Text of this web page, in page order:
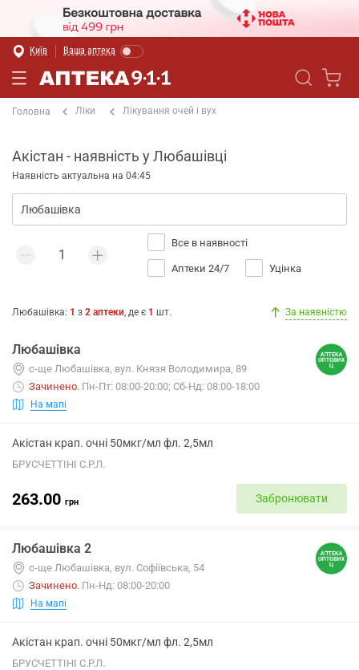
Київ Ваша аптека
Головна Ліки Лікування очей і вух
Акістан - наявність у Любашівці
Наявність актуальна на 04:45
Все в наявності
Аптеки 24/7 Уцінка
Любашівка: 1 з 2 аптеки, де є 1 шт. За наявністю
Любашівка
с-ще Любашівка, вул. Князя Володимира, 89
Зачинено. Пн-Пт: 08:00-20:00; Сб-Нд: 08:00-18:00
На мапі
Акістан крап. очні 50мкг/мл фл. 2,5мл
БРУСЧЕТТІНІ С.Р.Л.
263.00 грн Забронювати
Любашівка 2
с-ще Любашівка, вул. Софіївська, 54
Зачинено. Пн-Нд: 08:00-20:00
На мапі
Акістан крап. очні 50мкг/мл фл. 2,5мл
БРУСЧЕТТІНІ С.Р.Л.